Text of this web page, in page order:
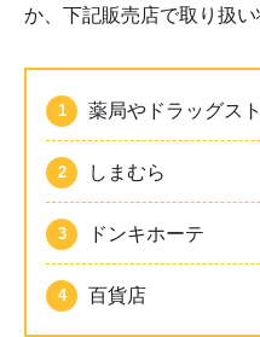
か、下記販売店で取り扱い
薬局やドラッグス
しまむら
ドンキホーテ
百貨店